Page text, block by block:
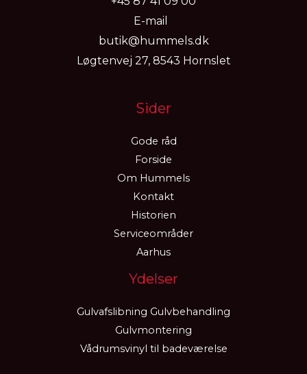
E-mail
butik@hummels.dk
Løgtenvej 27, 8543 Hornslet
Sider
Gode råd
Forside
Om Hummels
Kontakt
Historien
Serviceområder
Aarhus
Ydelser
Gulvafslibning Gulvbehandling
Gulvmontering
Vådrumsvinyl til badeværelse